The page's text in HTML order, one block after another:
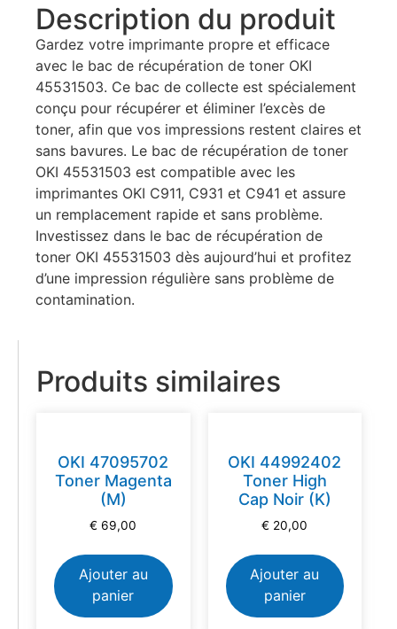
Description du produit
Gardez votre imprimante propre et efficace
avec le bac de récupération de toner OKI
45531503. Ce bac de collecte est spécialement
conçu pour récupérer et éliminer l’excès de
toner, afin que vos impressions restent claires et
sans bavures. Le bac de récupération de toner
OKI 45531503 est compatible avec les
imprimantes OKI C911, C931 et C941 et assure
un remplacement rapide et sans problème.
Investissez dans le bac de récupération de
toner OKI 45531503 dès aujourd’hui et profitez
d’une impression régulière sans problème de
contamination.
Produits similaires
OKI 47095702
Toner Magenta
(M)
€ 69,00
Ajouter au
panier
OKI 44992402
Toner High
Cap Noir (K)
€ 20,00
Ajouter au
panier